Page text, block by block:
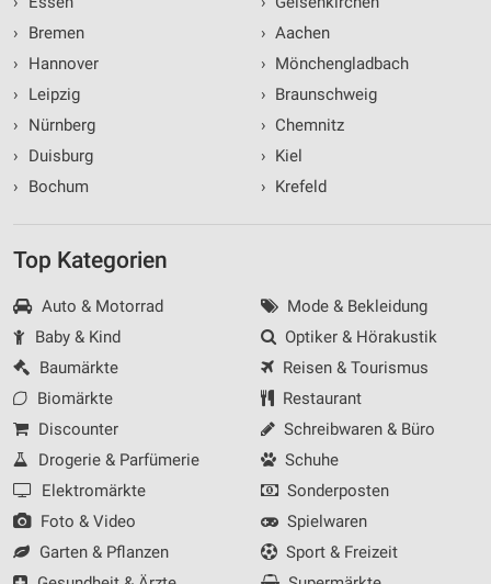
›
Bremen
›
Hannover
›
Leipzig
›
Nürnberg
›
Duisburg
›
Bochum
› Aachen
› Mönchengladbach
› Braunschweig
› Chemnitz
› Kiel
› Krefeld
Top Kategorien
Auto & Motorrad
Baby & Kind
Baumärkte
Biomärkte
Discounter
Drogerie & Parfümerie
Elektromärkte
Foto & Video
Garten & Pflanzen
Mode & Bekleidung
Optiker & Hörakustik
Reisen & Tourismus
Restaurant
Schreibwaren & Büro
Schuhe
Sonderposten
Spielwaren
Sport & Freizeit